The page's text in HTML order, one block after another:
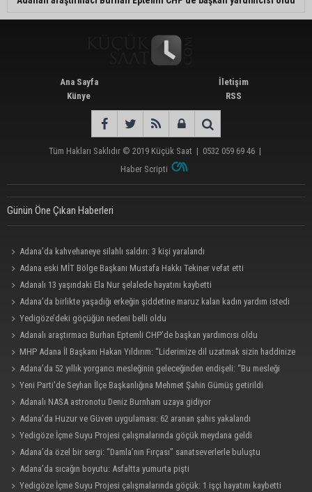
Ana Sayfa
Künye
İletişim
RSS
Tüm Hakları Saklıdır © 2019 Küçük Saat | 0532 059 69 46 |
Haber Scripti
Günün Öne Çıkan Haberleri
Adana’da kahvehaneye silahlı saldırı: 3 kişi yaralandı
Adana eski MİT Bölge Başkanı Mustafa Hakkı Tekiner vefat etti
Adanalı 13 yaşındaki Ela Nur şelalede hayatını kaybetti
Adana’da birlikte yaşadığı erkeğin şiddetine maruz kalan kadın yardım istedi
Yedigöze’deki göçüğün nedeni belli oldu
Adanalı araştırmacı Burhan Eptemli CHP’de başkan yardımcısı oldu
MHP Adana İl Başkanı Hakan Yıldırım: “Liderimize dil uzatmak sizin haddinize
değildir”
Adana’da 52 yıllık yorgancı mesleğinin geleceğinden endişeli: “Bu mesleği
çocuğuma bile öğretemedim”
Yeni Parti'de Seyhan İlçe Başkanlığına Mehmet Şahin Gümüş getirildi
Adanalı NASA astronotu Deniz Burnham uzaya gidiyor
Adana’da Huzur ve Güven uygulaması: 62 aranan şahıs yakalandı
Yedigöze İçme Suyu Projesi çalışmalarında göçük meydana geldi
Adana’da özel bir sergi: “Damla’nın Fırçası” sanatseverlerle buluştu
Adana’da sıcağın boyutu: Asfaltta yumurta pişti
Yedigöze İçme Suyu Projesi çalışmalarında göçük: 1 işçi hayatını kaybetti